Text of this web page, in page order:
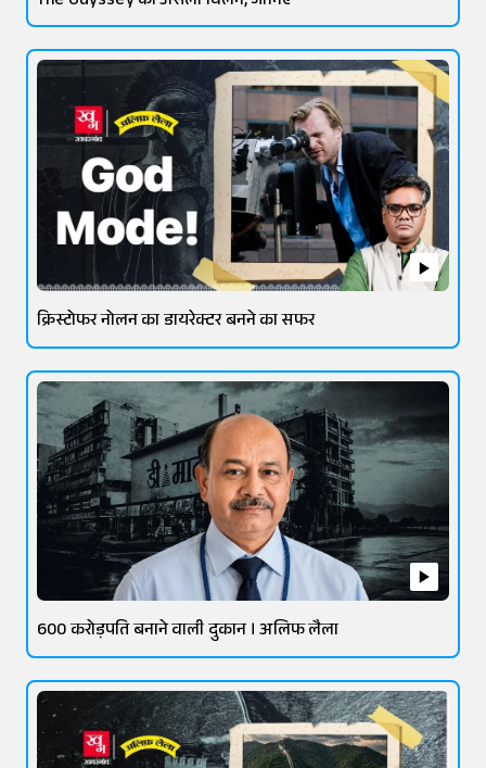
क्रिस्टोफर नोलन का डायरेक्टर बनने का सफर
600 करोड़पति बनाने वाली दुकान । अलिफ लैला